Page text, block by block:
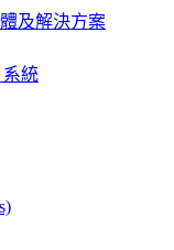
及解決方案
系統